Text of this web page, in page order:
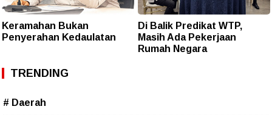
Keramahan Bukan
Penyerahan Kedaulatan
Di Balik Predikat WTP,
Masih Ada Pekerjaan
Rumah Negara
TRENDING
# Daerah